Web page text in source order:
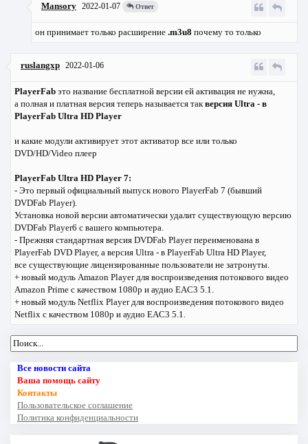
Mansory 2022-01-07 Ответ
он принимает только расширение .m3u8 почему то только
ruslangxp 2022-01-06
PlayerFab это название бесплатной версии ей активация не нужна,
а полная и платная версия теперь называется такверсия Ultra - в
PlayerFab Ultra HD Player
и какие модули активирует этот активатор все или только
DVD/HD/Video плеер
PlayerFab Ultra HD Player 7:
- Это первый официальный выпуск нового PlayerFab 7 (бывший
DVDFab Player).
Установка новой версии автоматически удалит существующую версию
DVDFab Player6 с вашего компьютера.
- Прежняя стандартная версия DVDFab Player переименована в
PlayerFab DVD Player, а версия Ultra - в PlayerFab Ultra HD Player,
все существующие лицензированные пользователи не затронуты.
+ новый модуль Amazon Player для воспроизведения потокового видео
Amazon Prime с качеством 1080p и аудио EAC3 5.1.
+ новый модуль Netflix Player для воспроизведения потокового видео
Netflix с качеством 1080p и аудио EAC3 5.1.
Все новости сайта
Ваша помощь сайту
Контакты
Пользовательское соглашение
Политика конфиденциальности